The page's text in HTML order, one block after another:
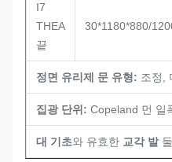
I7
THEA
끝
30*1180*880/
정면 유리제 문 유형: 조정,
집광 단위: Copeland 먼 일
대 기초와 유효한 교각 발둘